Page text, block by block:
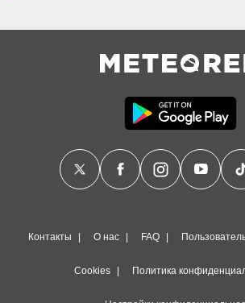
Контакты О нас FAQ
Cookies Политика